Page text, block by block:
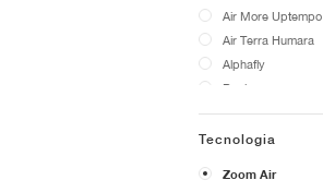
Air More Uptempo
Air Terra Humara
Alphafly
Book
Diamond
Dragonfly
GT Cut
Tecnologia
Zoom Air